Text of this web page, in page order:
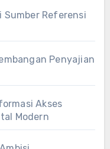
Sumber Referensi
Penyajian
Akses
Modern